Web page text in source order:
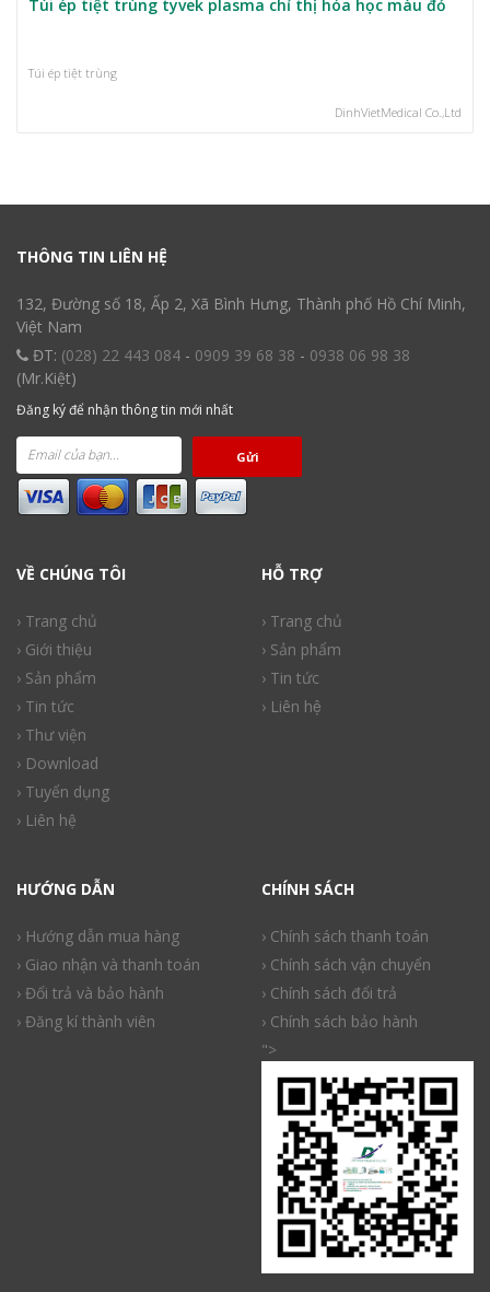
Túi ép tiệt trùng tyvek plasma chỉ thị hóa học màu đỏ
Túi ép tiệt trùng
DinhVietMedical Co.,Ltd
THÔNG TIN LIÊN HỆ
132, Đường số 18, Ấp 2, Xã Bình Hưng, Thành phố Hồ Chí Minh,
Việt Nam
ĐT: (028) 22 443 084 - 0909 39 68 38 - 0938 06 98 38
(Mr.Kiệt)
Đăng ký để nhận thông tin mới nhất
Gửi
VỀ CHÚNG TÔI
› Trang chủ
› Giới thiệu
› Sản phẩm
› Tin tức
› Thư viện
› Download
› Tuyển dụng
› Liên hệ
HỖ TRỢ
› Trang chủ
› Sản phẩm
› Tin tức
› Liên hệ
HƯỚNG DẪN
› Hướng dẫn mua hàng
› Giao nhận và thanh toán
› Đổi trả và bảo hành
› Đăng kí thành viên
CHÍNH SÁCH
› Chính sách thanh toán
› Chính sách vận chuyển
› Chính sách đổi trả
› Chính sách bảo hành
">